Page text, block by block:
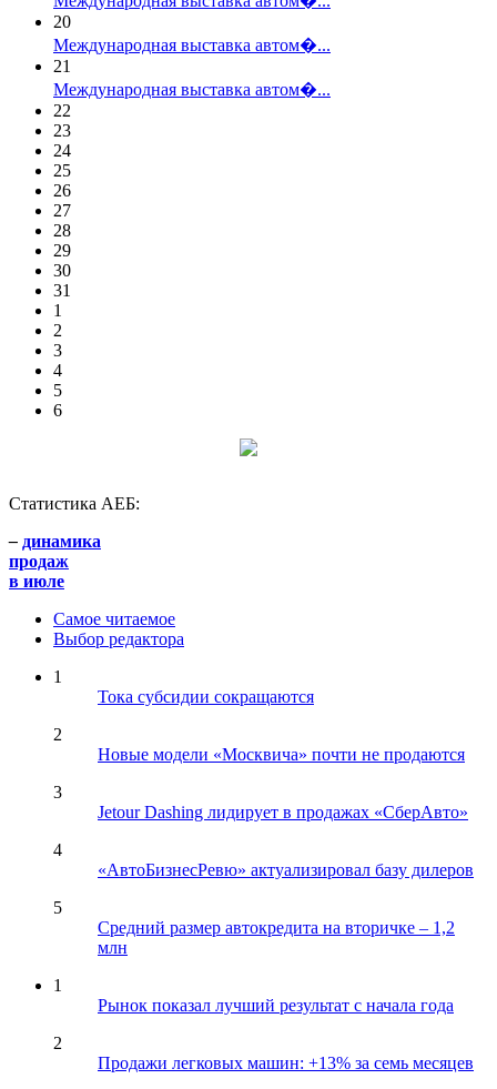
20
Международная выставка автом�...
21
Международная выставка автом�...
22
23
24
25
26
27
28
29
30
31
1
2
3
4
5
6
Статистика АЕБ:
– динамика
продаж
в июле
Самое читаемое
Выбор редактора
1
Тока субсидии сокращаются
2
Новые модели «Москвича» почти не продаются
3
Jetour Dashing лидирует в продажах «СберАвто»
4
«АвтоБизнесРевю» актуализировал базу дилеров
5
Средний размер автокредита на вторичке – 1,2
млн
1
Рынок показал лучший результат с начала года
2
Продажи легковых машин: +13% за семь месяцев